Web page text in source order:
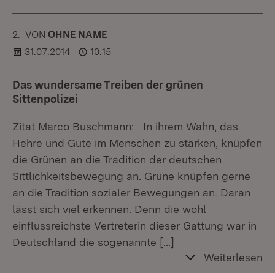
2. KOMMENTAR
VON :OHNE NAME
31.07.2014
10:15
Das wundersame Treiben der grünen
Sittenpolizei
Zitat Marco Buschmann: In ihrem Wahn, das
Hehre und Gute im Menschen zu stärken, knüpfen
die Grünen an die Tradition der deutschen
Sittlichkeitsbewegung an. Grüne knüpfen gerne
an die Tradition sozialer Bewegungen an. Daran
lässt sich viel erkennen. Denn die wohl
einflussreichste Vertreterin dieser Gattung war in
Deutschland die sogenannte […]
Weiterlesen